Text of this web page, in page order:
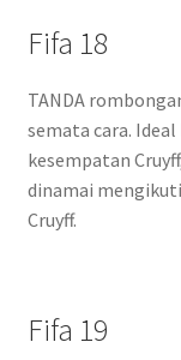
Fifa 18
TANDA
semata cara.
kesempatan
dinamai
Cruyff.
Fifa 19